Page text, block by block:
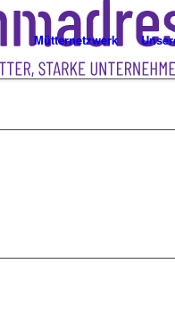
Mütternetzwerk